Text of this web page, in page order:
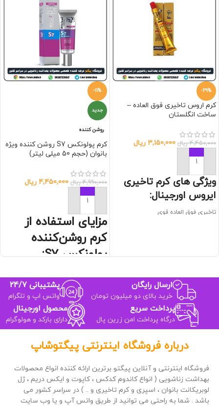
-29%
کرم اروس تاخیری فوق العاده –
ساخت انگلستان
4,450,000 ریال 3,150,000 ریال
افزودن به سبد خرید
ویژگی های کرم تاخیری
ایروس اورجینال:
تاخیری فوق العاده قوی
-11%
جدید
روشن کننده
کرم پولونکس S7 روشن کننده ویژه
بانوان (حجم 50 میلی لیتر)
4,990,000 ریال 4,450,000 ریال
افزودن به سبد خرید
مزایای استفاده از
کرم روشن‌کننده
پولونکس S7:
یکنواخت شدن رنگ پوست در نواحی
حساس
افزایش نرمی و لطافت پوست
جذب سریع بدون ایجاد چربی
مناسب انواع پوست حتی پوست
حساس
قابل استفاده برای بانوان و آقایان
ایمن برای مصرف روزانه و بلندمدت
ارسال رایگان
خرید بالای دو میلیون تومان
پشتیبانی 24/7
واتس اپ و تلگرام
پرداخت سریع
درگاه پرداخت امن زرین پال
محصول اورجینال
دارای بارکد و هولوگرام
درباره فروشگاه اینترنتی پیگتوشاپ
فروشگاه اینترنتی و آنلاین پیگتو برترین ارائه کننده انواع محصولات
بهداشت زناشویی ( انواع کاندوم کدکس ، کاپوت و ایکس دریم ، ژل
لوبریکانت بانوان ، اسپری و کرم تاخیری و .. ) در سراسر کشور می
باشد . شما به راحتی می توانید از طریق واتس آپ و یا وب سایت